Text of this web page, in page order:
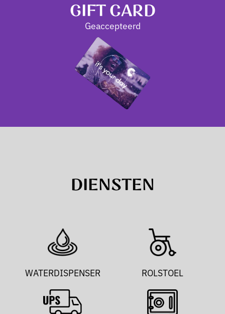
GIFT CARD
Geaccepteerd
DIENSTEN
WATERDISPENSER ROLSTOEL